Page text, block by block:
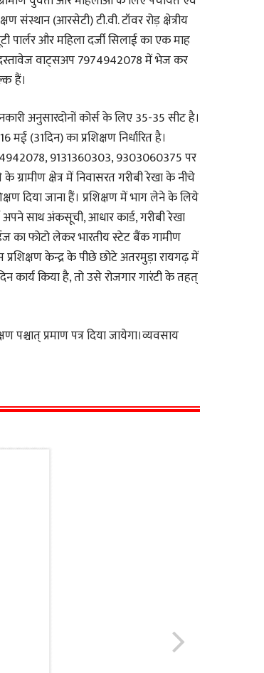
संस्थान (आरसेटी) टी.वी. टॉवर रोड़ क्षेत्रीय
पार्लर और महिला दर्जी सिलाई का एक माह
दस्तावेज वाट्सअप 7974942078 में भेज कर
हैं।
अनुसारदोनों कोर्स के लिए 35-35 सीट है।
(31दिन) का प्रशिक्षण निर्धारित है।
9131360303, 9303060375 पर
क्षेत्र में निवासरत गरीबी रेखा के नीचे
दिया जाना हैं। प्रशिक्षण में भाग लेने के लिये
अपने साथ अंकसूची, आधार कार्ड, गरीबी रेखा
का फोटो लेकर भारतीय स्टेट बैंक गामीण
प्रशिक्षण केन्द्र के पीछे छोटे अतरमुड़ा रायगढ़ में
कार्य किया है, तो उसे रोजगार गारंटी के तहत्
पश्चात् प्रमाण पत्र दिया जायेगा।व्यवसाय